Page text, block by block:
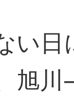
い日
旭